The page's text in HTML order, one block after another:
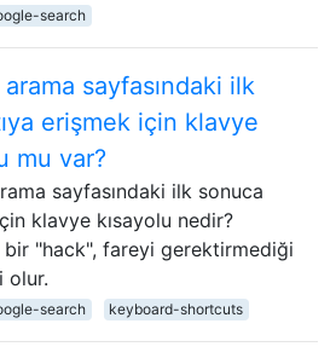
search
sayfasındaki ilk
erişmek için klavye
mu var?
sayfasındaki ilk sonuca
klavye kısayolu nedir?
bir "hack", fareyi gerektirmediği
olur.
search keyboard-shortcuts